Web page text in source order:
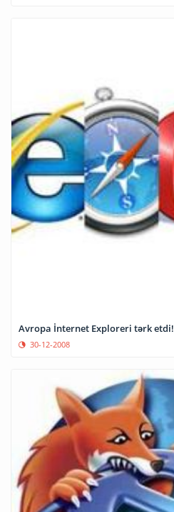
Avropa İnternet Exploreri tərk etdi!
30-12-2008